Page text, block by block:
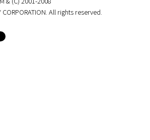
CORPORATION. All rights reserved.